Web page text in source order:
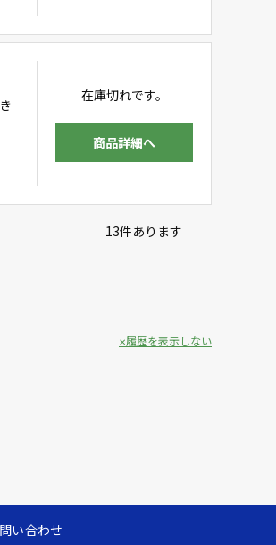
在庫切れです。
商品詳細へ
13件あります
履歴を表示しない
い合わせ